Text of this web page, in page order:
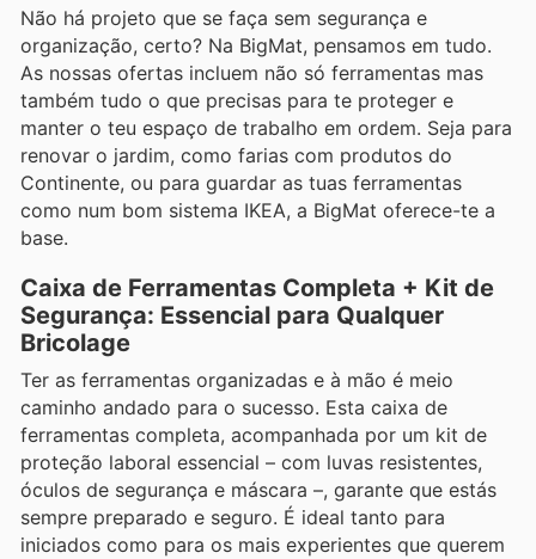
Não há projeto que se faça sem segurança e
organização, certo? Na BigMat, pensamos em tudo.
As nossas ofertas incluem não só ferramentas mas
também tudo o que precisas para te proteger e
manter o teu espaço de trabalho em ordem. Seja para
renovar o jardim, como farias com produtos do
Continente, ou para guardar as tuas ferramentas
como num bom sistema IKEA, a BigMat oferece-te a
base.
Caixa de Ferramentas Completa + Kit de
Segurança: Essencial para Qualquer
Bricolage
Ter as ferramentas organizadas e à mão é meio
caminho andado para o sucesso. Esta caixa de
ferramentas completa, acompanhada por um kit de
proteção laboral essencial – com luvas resistentes,
óculos de segurança e máscara –, garante que estás
sempre preparado e seguro. É ideal tanto para
iniciados como para os mais experientes que querem